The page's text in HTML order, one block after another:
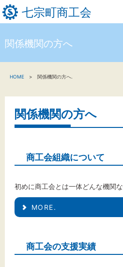
七宗町商工会
関係機関の
文字サイ
標準 拡
関係機関の方へ
HOME 関係機関の方へ.
関係機関の方へ
商工会組織について
初めに商工会とは一体どんな機関
MORE.
商工会の支援実績